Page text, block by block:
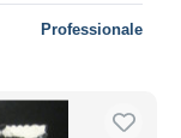
Professionale